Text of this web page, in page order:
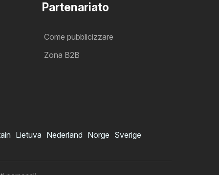
Partenariato
Come pubblicizzare
Zona B2B
Lietuva Nederland Norge Sverige